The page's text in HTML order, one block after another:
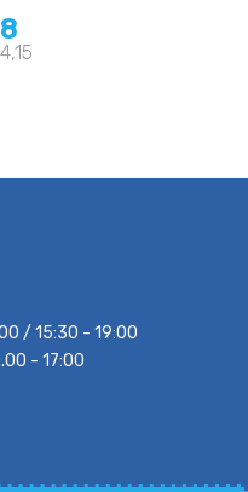
/ 15:30 - 19:00
- 17:00